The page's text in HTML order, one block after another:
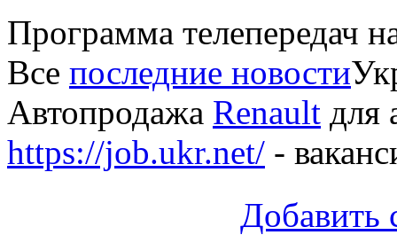
Программа телепередач
Все последние новости
Автопродажа Renault для
https://job.ukr.net/ -
Добавить